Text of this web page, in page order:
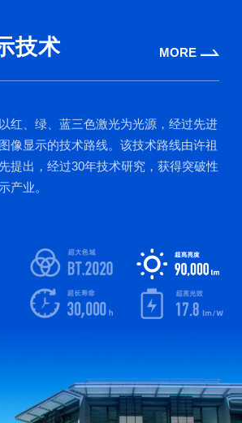
技术 MORE
红、绿、蓝三色激光为光源，经过先进
像显示的技术路线。该技术路线由许祖
提出，经过30年技术研究，获得突破性
产业。